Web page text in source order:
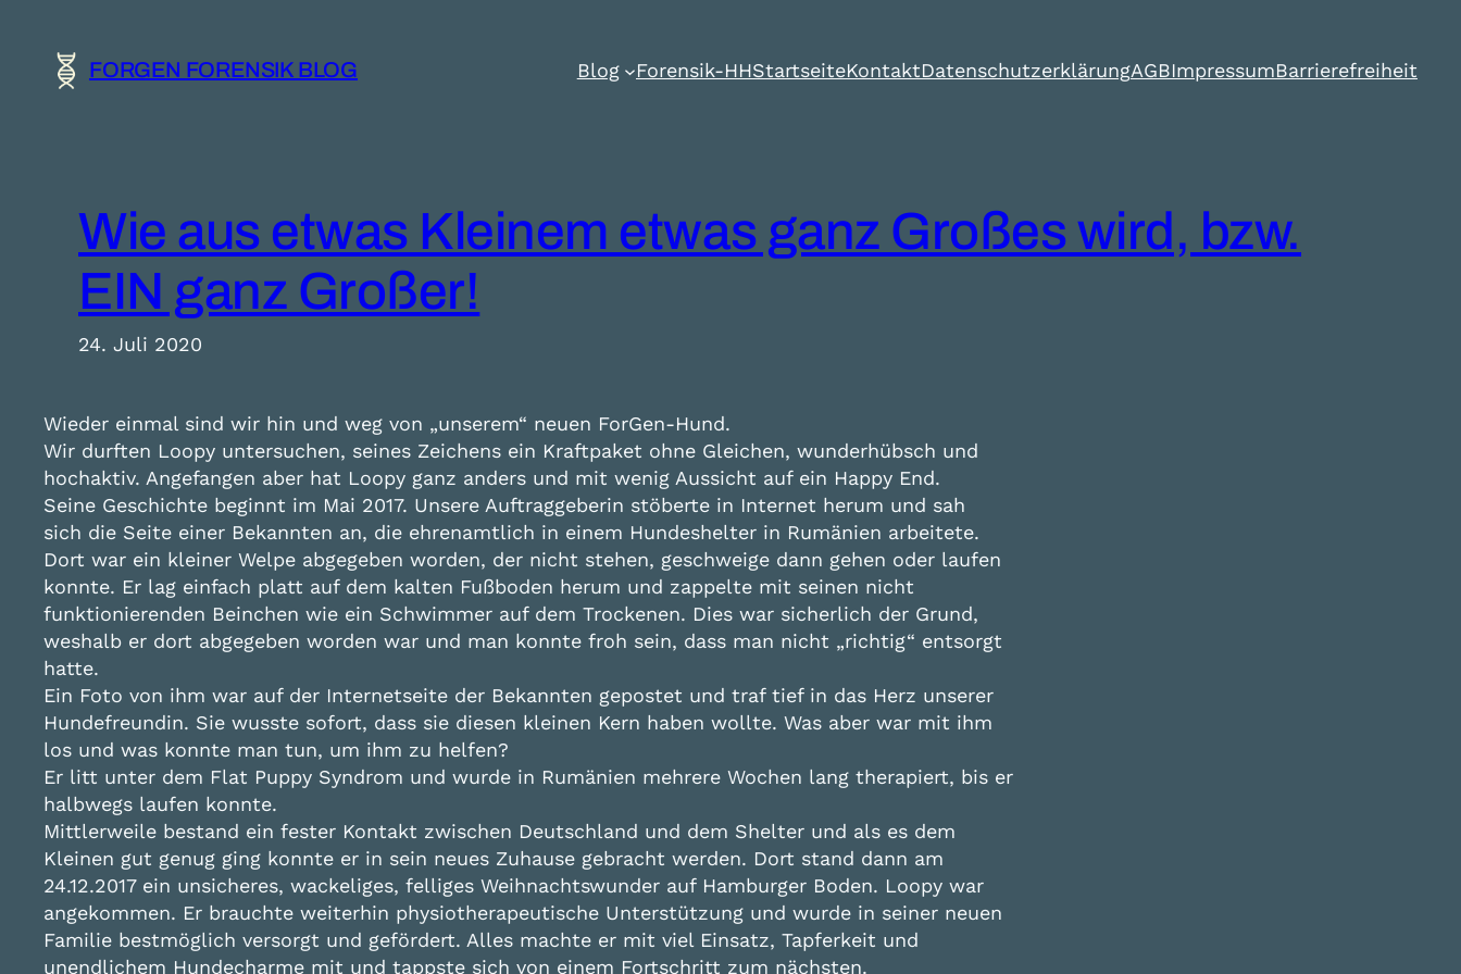
Inhalt
springen FORGEN FORENSIK BLOG Blog Forensik-HHStartseiteKontaktDatenschutzerklärungAGBImpressumBarrierefreiheit
Wie aus etwas Kleinem etwas ganz Großes wird, bzw.
EIN ganz Großer!
24. Juli 2020
Wieder einmal sind wir hin und weg von „unserem“ neuen ForGen-Hund.
Wir durften Loopy untersuchen, seines Zeichens ein Kraftpaket ohne Gleichen, wunderhübsch und
hochaktiv. Angefangen aber hat Loopy ganz anders und mit wenig Aussicht auf ein Happy End.
Seine Geschichte beginnt im Mai 2017. Unsere Auftraggeberin stöberte in Internet herum und sah
sich die Seite einer Bekannten an, die ehrenamtlich in einem Hundeshelter in Rumänien arbeitete.
Dort war ein kleiner Welpe abgegeben worden, der nicht stehen, geschweige dann gehen oder laufen
konnte. Er lag einfach platt auf dem kalten Fußboden herum und zappelte mit seinen nicht
funktionierenden Beinchen wie ein Schwimmer auf dem Trockenen. Dies war sicherlich der Grund,
weshalb er dort abgegeben worden war und man konnte froh sein, dass man nicht „richtig“ entsorgt
hatte.
Ein Foto von ihm war auf der Internetseite der Bekannten gepostet und traf tief in das Herz unserer
Hundefreundin. Sie wusste sofort, dass sie diesen kleinen Kern haben wollte. Was aber war mit ihm
los und was konnte man tun, um ihm zu helfen?
Er litt unter dem Flat Puppy Syndrom und wurde in Rumänien mehrere Wochen lang therapiert, bis er
halbwegs laufen konnte.
Mittlerweile bestand ein fester Kontakt zwischen Deutschland und dem Shelter und als es dem
Kleinen gut genug ging konnte er in sein neues Zuhause gebracht werden. Dort stand dann am
24.12.2017 ein unsicheres, wackeliges, felliges Weihnachtswunder auf Hamburger Boden. Loopy war
angekommen. Er brauchte weiterhin physiotherapeutische Unterstützung und wurde in seiner neuen
Familie bestmöglich versorgt und gefördert. Alles machte er mit viel Einsatz, Tapferkeit und
unendlichem Hundecharme mit und tappste sich von einem Fortschritt zum nächsten.